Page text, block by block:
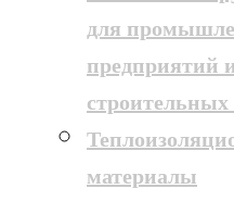
для
предприятий
строительных
материалы